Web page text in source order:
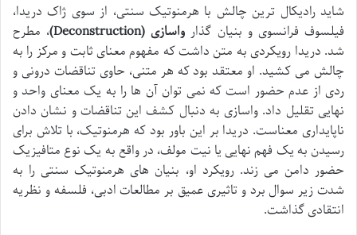
شاید رادیکال ترین چالش با هرمنوتیک سنتی، از سوی ژاک دریدا،
فیلسوف فرانسوی و بنیان گذار واسازی (Deconstruction)
، مطرح
شد. دریدا رویکردی به متن داشت که مفهوم معنای ثابت و مرکز را به
چالش می کشید. او معتقد بود که هر متنی، حاوی تناقضات درونی و
ردی از عدم حضور است که نمی توان آن ها را به یک معنای واحد و
نهایی تقلیل داد. واسازی به دنبال کشف این تناقضات و نشان دادن
ناپایداری معناست. دریدا بر این باور بود که هرمنوتیک، با تلاش برای
رسیدن به یک فهم نهایی یا نیت مولف، در واقع به یک نوع متافیزیک
حضور دامن می زند. رویکرد او، بنیان های هرمنوتیک سنتی را به
شدت زیر سوال برد و تاثیری عمیق بر مطالعات ادبی، فلسفه و نظریه
انتقادی گذاشت.